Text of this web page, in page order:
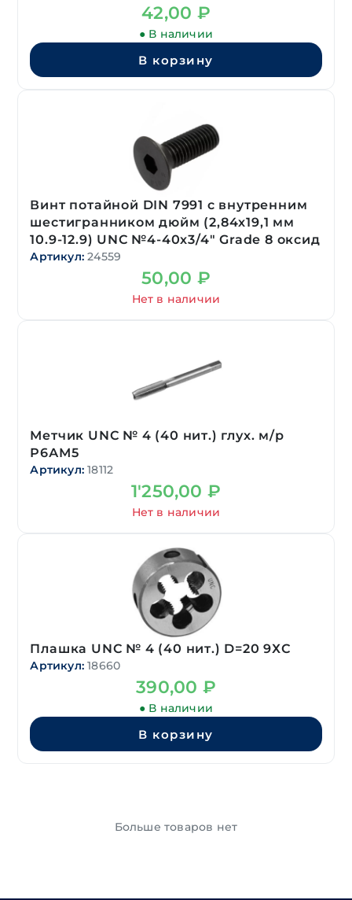
42,00 ₽
● В наличии
В корзину
Винт потайной DIN 7991 с внутренним
шестигранником дюйм (2,84х19,1 мм
10.9-12.9) UNC №4-40х3/4″ Grade 8 оксид
Артикул: 24559
50,00 ₽
Нет в наличии
Метчик UNC № 4 (40 нит.) глух. м/р
Р6АМ5
Артикул: 18112
1'250,00 ₽
Нет в наличии
Плашка UNC № 4 (40 нит.) D=20 9ХС
Артикул: 18660
390,00 ₽
● В наличии
В корзину
Больше товаров нет